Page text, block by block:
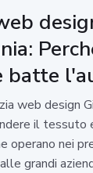
batte
web design
il tessuto
operano nei
grandi